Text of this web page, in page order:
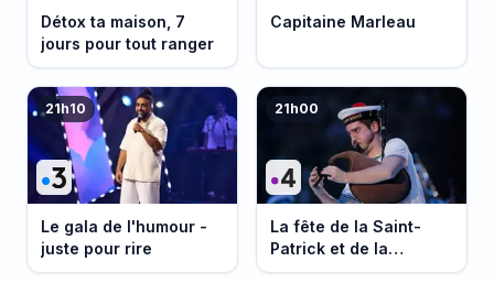
Détox ta maison, 7
jours pour tout ranger
Capitaine Marleau
21h10
Le gala de l'humour -
juste pour rire
21h00
La fête de la Saint-
Patrick et de la
Bretagne